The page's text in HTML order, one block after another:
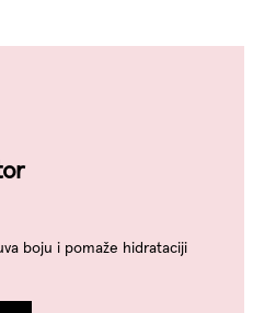
boju i pomaže hidrataciji